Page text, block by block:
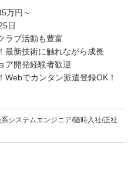
万円～
日
ラブ活動も豊富
最新技術に触れながら成長
ア開発経験者歓迎
でカンタン派遣登録OK！
システムエンジニア/随時入社/正社